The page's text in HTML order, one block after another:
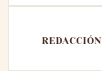
REDACCIÓN